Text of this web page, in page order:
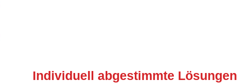
Individuell abgestimmte Lösungen